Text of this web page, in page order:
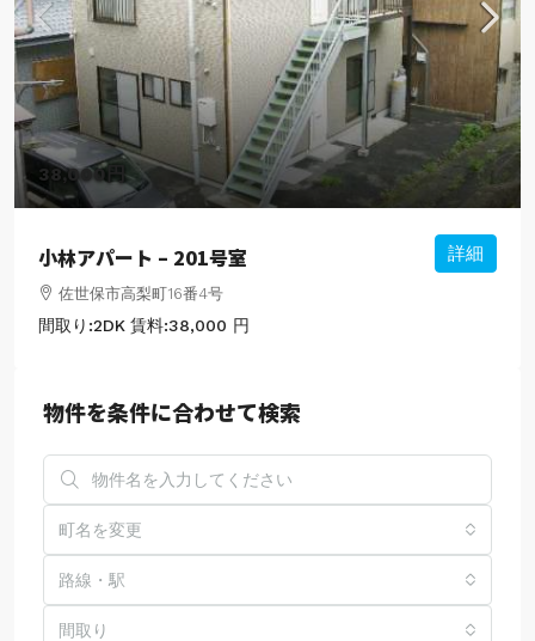
38,000円
小林アパート – 201号室
佐世保市高梨町16番4号
間取り:2DK 賃料:38,000 円
詳細
物件を条件に合わせて検索
町名を変更
路線・駅
間取り